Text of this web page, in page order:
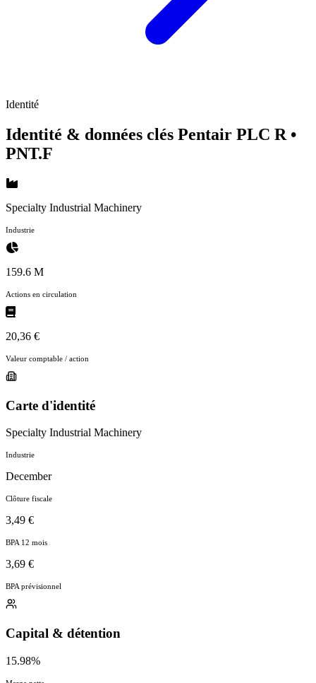
Identité
Identité & données clés Pentair PLC R •
PNT.F
Specialty Industrial Machinery
Industrie
159.6 M
Actions en circulation
20,36 €
Valeur comptable / action
Carte d'identité
Specialty Industrial Machinery
Industrie
December
Clôture fiscale
3,49 €
BPA 12 mois
3,69 €
BPA prévisionnel
Capital & détention
15.98%